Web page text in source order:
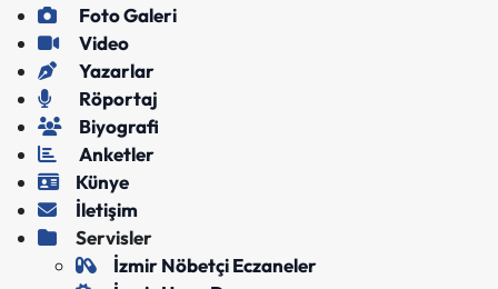
Foto Galeri
Video
Yazarlar
Röportaj
Biyografi
Anketler
Künye
İletişim
Servisler
İzmir Nöbetçi Eczaneler